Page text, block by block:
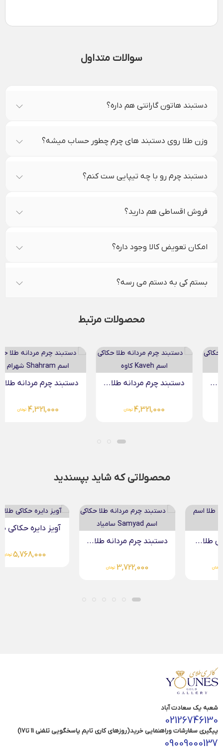
سوالات متداول
دستبند هاتون گارانتی هم داره؟
وزن طلا روی دستبند های چرم چطور حساب میشه؟
دستبند چرم رو با چه تیپایی ست کنم؟
فروش اقساطی هم دارید؟
امکان تعویض کالا وجود داره؟
بستم کی به دستم می رسه؟
محصولات مرتبط
دستبند چرم مردانه طلا...
4,321,000 تومان
دستبند چرم مردانه طلا...
4,321,000 تومان
محصولاتی که شاید بپسندید
دستبند چرم مردانه طلا...
تومان
آویز دایره حکاکی طلا...
تومان
شعبه یک سعادت آباد
02126746130
پیگیری سفارشات وراهنمایی خرید(روزهای کاری تایم پاسخگویی تلفنی 11 تا17)
09009000137